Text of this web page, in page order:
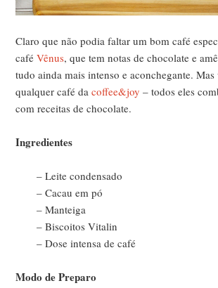
Claro que não podia faltar um bom café
caféVênus, que tem notas de chocolate e
tudo ainda mais intenso e aconchegante.
qualquer café dacoffee&joy – todos eles
com receitas de chocolate.
Ingredientes
– Leite condensado
– Cacau em pó
– Manteiga
– Biscoitos Vitalin
– Dose intensa de café
Modo de Preparo